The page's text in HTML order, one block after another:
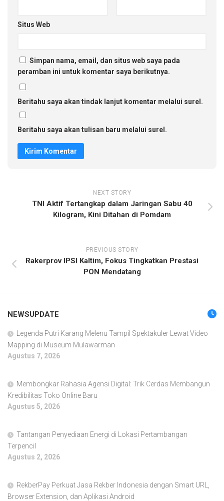
Situs Web
Simpan nama, email, dan situs web saya pada
peramban ini untuk komentar saya berikutnya.
Beritahu saya akan tindak lanjut komentar melalui surel.
Beritahu saya akan tulisan baru melalui surel.
NEXT STORY
TNI Aktif Tertangkap dalam Jaringan Sabu 40
Kilogram, Kini Ditahan di Pomdam
PREVIOUS STORY
Rakerprov IPSI Kaltim, Fokus Tingkatkan Prestasi
PON Mendatang
NEWSUPDATE
Legenda Putri Karang Melenu Tampil Spektakuler Lewat Video
Mapping di Museum Mulawarman
Agustus 7, 2026
Membongkar Rahasia Agensi Digital: Trik Cerdas Membangun
Kredibilitas Toko Online Baru
Agustus 5, 2026
Tantangan Penyediaan Energi di Lokasi Pertambangan
Terpencil
Agustus 2, 2026
RekberPay Perkuat Jasa Rekber Indonesia dengan Smart URL,
Browser Extension, dan Aplikasi Android